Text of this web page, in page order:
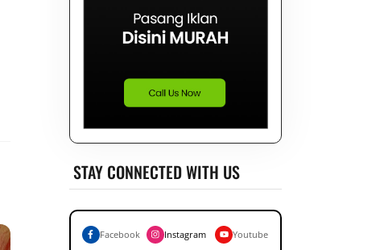
STAY CONNECTED WITH US
Facebook Instagram Youtube